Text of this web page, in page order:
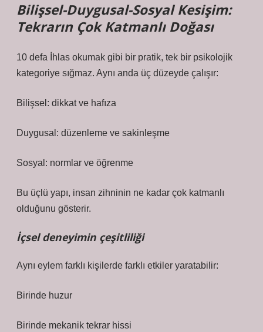
Bilişsel-Duygusal-Sosyal Kesişim:
Tekrarın Çok Katmanlı Doğası
10 defa İhlas okumak gibi bir pratik, tek bir psikolojik
kategoriye sığmaz. Aynı anda üç düzeyde çalışır:
Bilişsel: dikkat ve hafıza
Duygusal: düzenleme ve sakinleşme
Sosyal: normlar ve öğrenme
Bu üçlü yapı, insan zihninin ne kadar çok katmanlı
olduğunu gösterir.
İçsel deneyimin çeşitliliği
Aynı eylem farklı kişilerde farklı etkiler yaratabilir:
Birinde huzur
Birinde mekanik tekrar hissi